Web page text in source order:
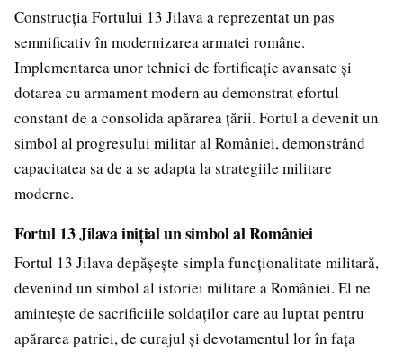
Construcția Fortului 13 Jilava a reprezentat un pas
semnificativ în modernizarea armatei române.
Implementarea unor tehnici de fortificație avansate și
dotarea cu armament modern au demonstrat efortul
constant de a consolida apărarea țării. Fortul a devenit un
simbol al progresului militar al României, demonstrând
capacitatea sa de a se adapta la strategiile militare
moderne.
Fortul 13 Jilava inițial un simbol al României
Fortul 13 Jilava depășește simpla funcționalitate militară,
devenind un simbol al istoriei militare a României. El ne
amintește de sacrificiile soldaților care au luptat pentru
apărarea patriei, de curajul și devotamentul lor în fața